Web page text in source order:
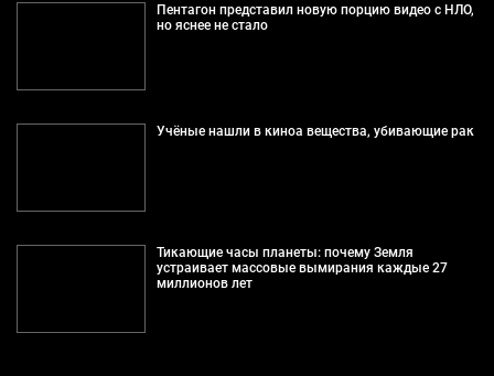
Пентагон представил новую порцию видео с НЛО,
но яснее не стало
Учёные нашли в киноа вещества, убивающие рак
Тикающие часы планеты: почему Земля
устраивает массовые вымирания каждые 27
миллионов лет